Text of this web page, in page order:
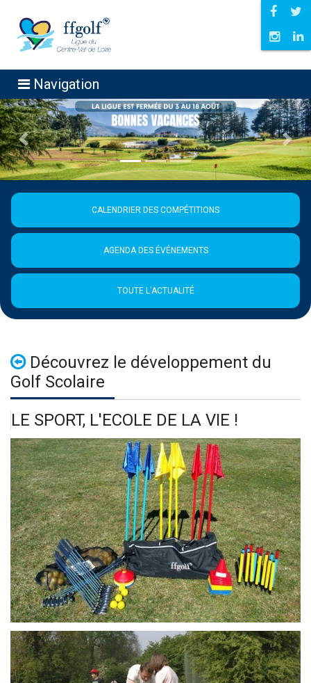
Navigation
Précédent
CALENDRIER DES COMPÉTITIONS
AGENDA DES ÉVÉNEMENTS
TOUTE L'ACTUALITÉ
Découvrez le développement du
Golf Scolaire
LE SPORT, L'ECOLE DE LA VIE !